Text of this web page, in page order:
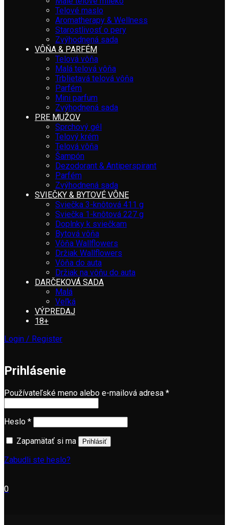
Telové maslo
Aromatherapy & Wellness
Starostlivosť o pery
Zvýhodnená sada
VÔŇA & PARFÉM
Telová vôňa
Malá telová vôňa
Trblietavá telová vôňa
Parfém
Mini parfum
Zvýhodnená sada
PRE MUŽOV
Sprchový gél
Telový krém
Telová vôňa
Šampón
Dezodorant & Antiperspirant
Parfém
Zvýhodnená sada
SVIEČKY & BYTOVÉ VÔNE
Sviečka 3-knôtová 411 g
Sviečka 1-knôtová 227 g
Doplnky k sviečkam
Bytová vôňa
Vôňa Wallflowers
Držiak Wallflowers
Vôňa do auta
Držiak na vôňu do auta
DARČEKOVÁ SADA
Malá
Veľká
VÝPREDAJ
18+
Login / Register
Prihlásenie
Používateľské meno alebo e-mailová adresa *
Heslo *
Zapamätať si ma
Prihlásiť
Zabudli ste heslo?
0